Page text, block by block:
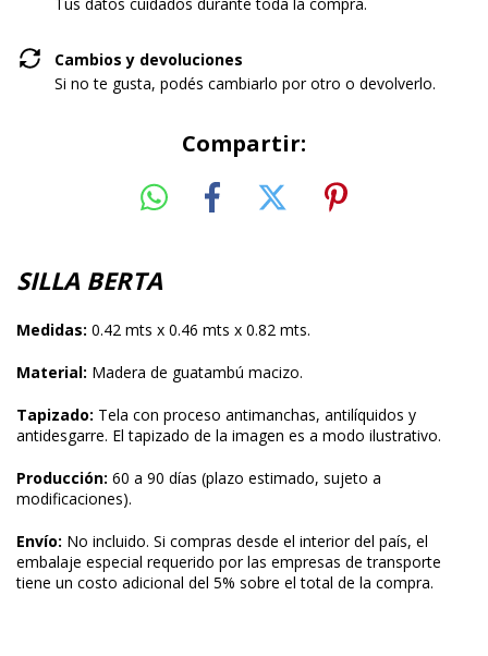
Cambios y devoluciones
Si no te gusta, podés cambiarlo por otro o devolverlo.
Compartir:
SILLA BERTA
Medidas: 0.42 mts x 0.46 mts x 0.82 mts.
Material: Madera de guatambú macizo.
Tapizado: Tela con proceso antimanchas, antilíquidos y
antidesgarre. El tapizado de la imagen es a modo ilustrativo.
Producción: 60 a 90 días (plazo estimado, sujeto a
modificaciones).
Envío: No incluido. Si compras desde el interior del país, el
embalaje especial requerido por las empresas de transporte
tiene un costo adicional del 5% sobre el total de la compra.